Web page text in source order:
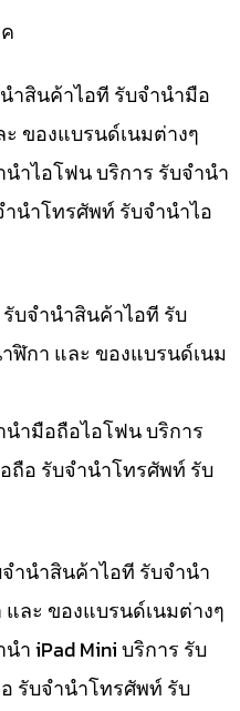
ำสินค้าไอที รับจำนำมือ
ของแบรนด์เนมต่างๆ
ำไอโฟน บริการ รับจำนำ
นำโทรศัพท์ รับจำนำไอ
บจำนำสินค้าไอที รับ
ฬิกา และ ของแบรนด์เนม
ำมือถือไอโฟน บริการ
ถือ รับจำนำโทรศัพท์ รับ
ำนำสินค้าไอที รับจำนำ
ละ ของแบรนด์เนมต่างๆ
ำ iPad Mini บริการ รับ
รับจำนำโทรศัพท์ รับ